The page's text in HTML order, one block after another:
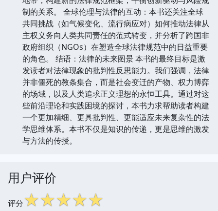
制的关系。 全球伦理与法律的互动：本书还关注全球
共同挑战（如气候变化、流行病应对）如何推动法律从
主权义务向人类共同责任的范式转变，并分析了跨国非
政府组织（NGOs）在塑造全球法律规范中的日益重要
的角色。 结语：法律的未来图景 本书的最终目标是激
发读者对法律现象的批判性反思能力。我们强调，法律
并非僵死的教条集合，而是社会变迁的产物、权力博弈
的场域，以及人类追求正义理想的永恒工具。通过对这
些前沿理论和实践困境的探讨，本书力求帮助读者构建
一个更加精细、更具批判性、更能适应未来复杂性的法
学思维体系。本书不仅是知识的传递，更是思维的激发
与方法的传授。
用户评价
评分☆☆☆☆☆